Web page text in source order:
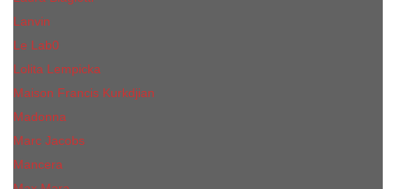
Lanvin
Lе Lab0
Lolita Lempicka
Maison Francis Kurkdjian
Madonna
Marc Jacobs
Mancera